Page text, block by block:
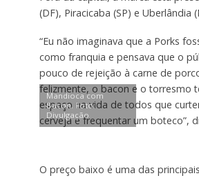
(DF), Piracicaba (SP) e Uberlândia
“Eu não imaginava que a Porks
como franquia e pensava que o
pouco de rejeição à carne de
felizmente, o bacon e o torresmo
espaço na vida de todos que
cerveja e frequentar um boteco”,
Mandioca com
Bacon. Foto:
Divulgação
O preço baixo é uma das